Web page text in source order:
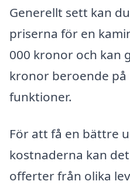
Generellt sett kan
priserna för en
000 kronor och kan
kronor beroende på
funktioner.
För att få en bättre
kostnaderna kan
offerter från olika